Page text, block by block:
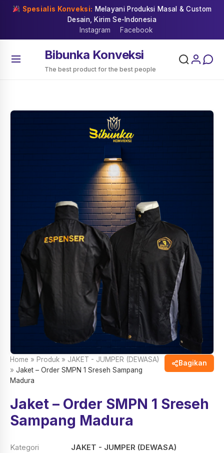
Skip
Spesialis Konveksi: Melayani Produksi Masal & Custom
Desain, Kirim Se-Indonesia
Instagram
Facebook
Bibunka Konveksi
The best product for the best people
Home » Produk » JAKET - JUMPER (DEWASA)
» Jaket – Order SMPN 1 Sreseh Sampang
Madura
Bagikan
Jaket – Order SMPN 1 Sreseh
Sampang Madura
Kategori JAKET - JUMPER (DEWASA)